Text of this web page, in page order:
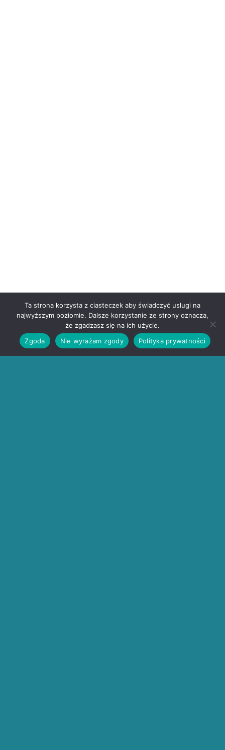
Ta strona korzysta z ciasteczek aby świadczyć usługi na
najwyższym poziomie. Dalsze korzystanie ze strony oznacza,
że zgadzasz się na ich użycie.
Zgoda
Nie wyrażam zgody Polityka prywatności